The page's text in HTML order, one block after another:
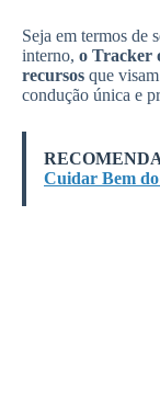
Seja em termos de
interno, o Tracker
recursos que
condução única e
Cuidar Bem